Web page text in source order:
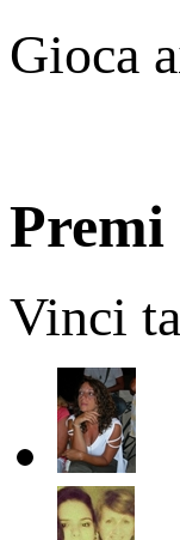
Gioca
Premi
Vinci